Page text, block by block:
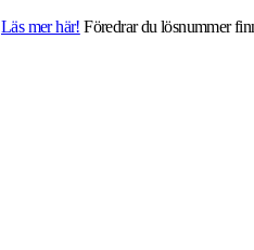
Läs mer här! Föredrar du lösnummer